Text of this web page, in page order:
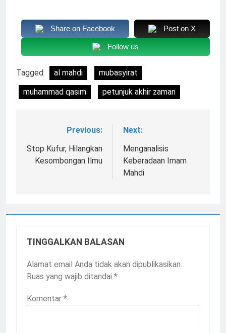
Share on Facebook Post on X
Follow us
Tagged: al mahdi
mubasyirat
muhammad qasim
petunjuk akhir zaman
Navigasi
pos
Previous:
Stop Kufur, Hilangkan
Kesombongan Ilmu
Next:
Menganalisis
Keberadaan Imam
Mahdi
TINGGALKAN BALASAN
Alamat email Anda tidak akan dipublikasikan.
Ruas yang wajib ditandai *
Komentar *